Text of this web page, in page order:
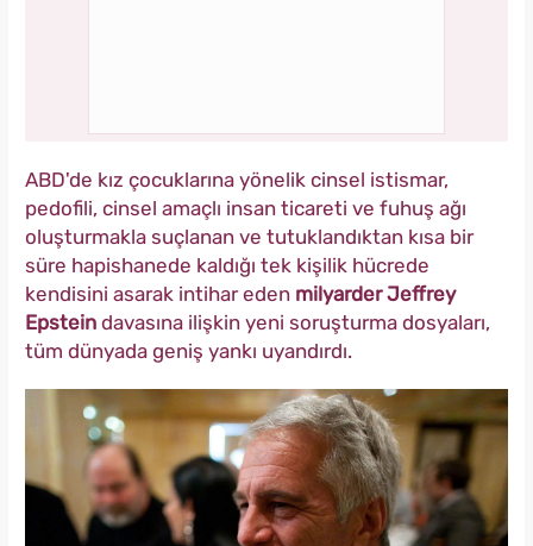
ABD'de kız çocuklarına yönelik cinsel istismar,
pedofili, cinsel amaçlı insan ticareti ve fuhuş ağı
oluşturmakla suçlanan ve tutuklandıktan kısa bir
süre hapishanede kaldığı tek kişilik hücrede
kendisini asarak intihar eden milyarder Jeffrey
Epstein davasına ilişkin yeni soruşturma dosyaları,
tüm dünyada geniş yankı uyandırdı.